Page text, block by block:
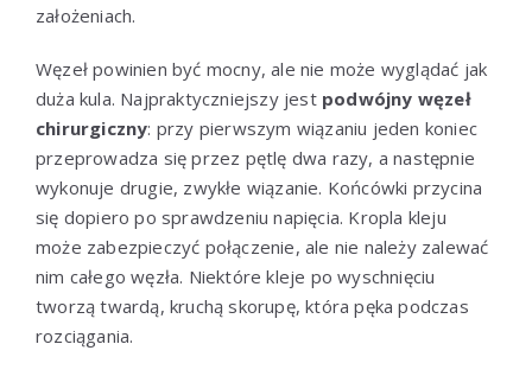
założeniach.
Węzeł powinien być mocny, ale nie może wyglądać jak
duża kula. Najpraktyczniejszy jest podwójny węzeł
chirurgiczny: przy pierwszym wiązaniu jeden koniec
przeprowadza się przez pętlę dwa razy, a następnie
wykonuje drugie, zwykłe wiązanie. Końcówki przycina
się dopiero po sprawdzeniu napięcia. Kropla kleju
może zabezpieczyć połączenie, ale nie należy zalewać
nim całego węzła. Niektóre kleje po wyschnięciu
tworzą twardą, kruchą skorupę, która pęka podczas
rozciągania.